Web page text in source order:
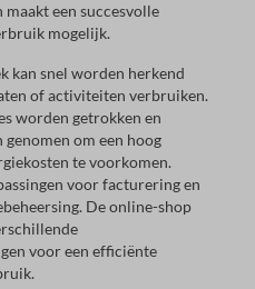
een succesvolle
mogelijk.
kan snel worden herkend
of activiteiten verbruiken.
worden getrokken en
om een hoog
te voorkomen.
voor facturering en
De online-shop
voor een efficiënte